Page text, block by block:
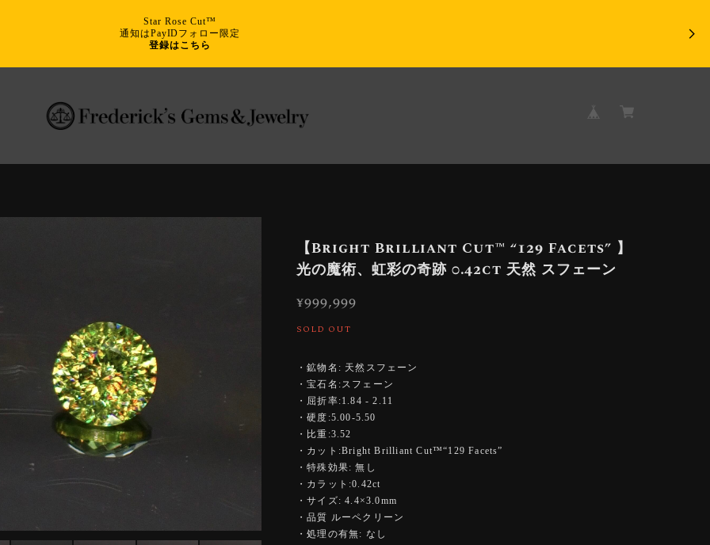
Star Rose Cut™
通知はPayIDフォロー限定
登録はこちら
【Bright Brilliant Cut™️ “129 Facets” 】
光の魔術、虹彩の奇跡 0.42ct 天然 スフェーン
¥999,999
SOLD OUT
・鉱物名: 天然スフェーン
・宝石名:スフェーン
・屈折率:1.84 - 2.11
・硬度:5.00-5.50
・比重:3.52
・カット:Bright Brilliant Cut™️“129 Facets”
・特殊効果: 無し
・カラット:0.42ct
・サイズ: 4.4×3.0mm
・品質 ルーペクリーン
・処理の有無: なし